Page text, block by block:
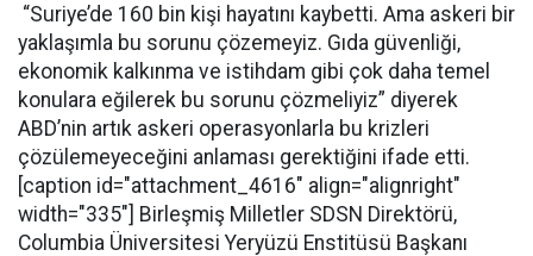
“Suriye’de 160 bin kişi hayatını kaybetti. Ama askeri bir
yaklaşımla bu sorunu çözemeyiz. Gıda güvenliği,
ekonomik kalkınma ve istihdam gibi çok daha temel
konulara eğilerek bu sorunu çözmeliyiz” diyerek
ABD’nin artık askeri operasyonlarla bu krizleri
çözülemeyeceğini anlaması gerektiğini ifade etti.
[caption id="attachment_4616" align="alignright"
width="335"] Birleşmiş Milletler SDSN Direktörü,
Columbia Üniversitesi Yeryüzü Enstitüsü Başkanı